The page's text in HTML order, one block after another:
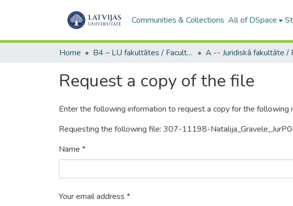
Communities & Collections All of DSpace
Home B4 – LU fakultātes / Faculties of the UL
Request a copy of the file
Enter the following information to request a copy for the following
Requesting the following file: 307-11198-
Name *
Your email address *